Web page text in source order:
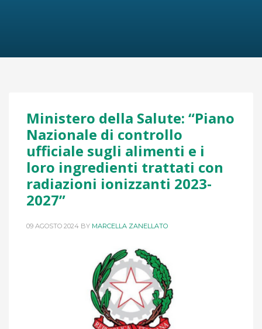
Ministero della Salute: “Piano
Nazionale di controllo
ufficiale sugli alimenti e i
loro ingredienti trattati con
radiazioni ionizzanti 2023-
2027”
09 AGOSTO 2024 BY MARCELLA ZANELLATO